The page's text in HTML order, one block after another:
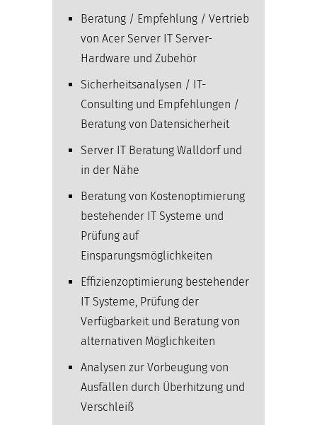
Beratung / Empfehlung / Vertrieb
von Acer Server IT Server-
Hardware und Zubehör
Sicherheitsanalysen / IT-
Consulting und Empfehlungen /
Beratung von Datensicherheit
Server IT Beratung Walldorf und
in der Nähe
Beratung von Kostenoptimierung
bestehender IT Systeme und
Prüfung auf
Einsparungsmöglichkeiten
Effizienzoptimierung bestehender
IT Systeme, Prüfung der
Verfügbarkeit und Beratung von
alternativen Möglichkeiten
Analysen zur Vorbeugung von
Ausfällen durch Überhitzung und
Verschleiß